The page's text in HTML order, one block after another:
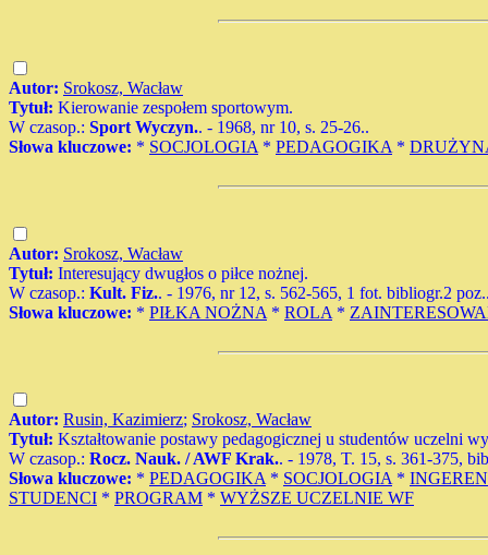
Autor: Srokosz, Wacław
Tytuł: Kierowanie zespołem sportowym.
W czasop.: Sport Wyczyn.. - 1968, nr 10, s. 25-26..
Słowa kluczowe: * SOCJOLOGIA * PEDAGOGIKA *
Autor: Srokosz, Wacław
Tytuł: Interesujący dwugłos o piłce nożnej.
W czasop.: Kult. Fiz.. - 1976, nr 12, s. 562-565, 1 fot. bibliogr.2
Słowa kluczowe: * PIŁKA NOŻNA * ROLA *
Autor: Rusin, Kazimierz; Srokosz, Wacław
Tytuł: Kształtowanie postawy pedagogicznej u studentów uczelni
W czasop.: Rocz. Nauk. / AWF Krak.. - 1978, T. 15, s. 361-375,
Słowa kluczowe: * PEDAGOGIKA * SOCJOLOGIA *
STUDENCI * PROGRAM * WYŻSZE UCZELNIE WF